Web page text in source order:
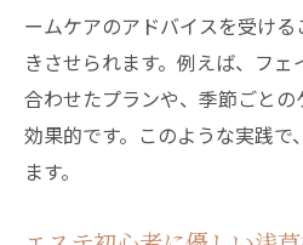
浅草橋のエステが選
ト
リピーター続出の浅
エステ初心者からも
ームケアのアドバイスを受け
きさせられます。例えば、フ
合わせたプランや、季節ごと
効果的です。このような実践で
ます。